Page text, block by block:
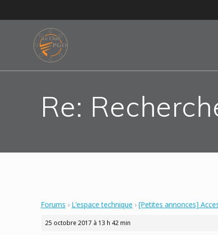
to
Re:
Forums › L’espace technique › [Petites annonces]
25 octobre 2017 à 13 h 42 min